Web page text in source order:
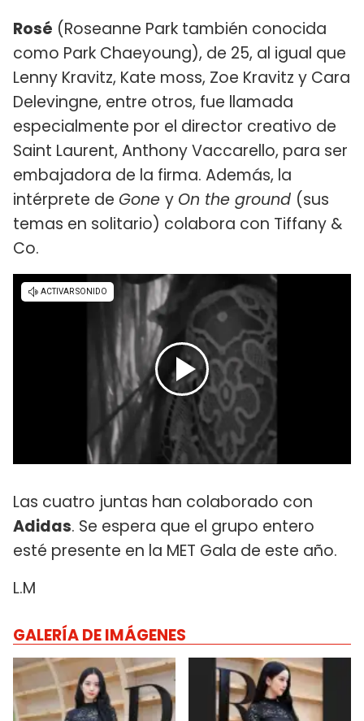
Rosé (Roseanne Park también conocida
como Park Chaeyoung), de 25, al igual que
Lenny Kravitz, Kate moss, Zoe Kravitz y Cara
Delevingne, entre otros, fue llamada
especialmente por el director creativo de
Saint Laurent, Anthony Vaccarello, para ser
embajadora de la firma. Además, la
intérprete de Gone y On the ground (sus
temas en solitario) colabora con Tiffany &
Co.
Las cuatro juntas han colaborado con
Adidas. Se espera que el grupo entero
esté presente en la MET Gala de este año.
L.M
GALERÍA DE IMÁGENES